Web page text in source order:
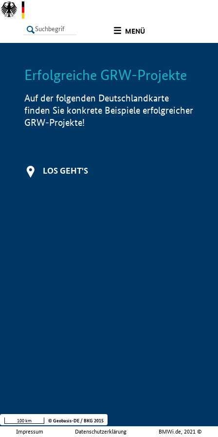
MENÜ
LISTE Info
Erfolgreiche GRW-Projekte
Auf der folgenden Deutschlandkarte
finden Sie konkrete Beispiele erfolgreicher
GRW-Projekte!
LOS GEHT'S
Impressum Datenschutzerklärung BMWi.de, 2021 ©
100 km © Geobasis-DE / BKG 2015